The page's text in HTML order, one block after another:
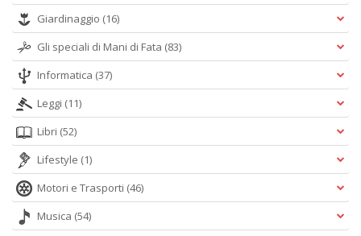
Giardinaggio (16)
Gli speciali di Mani di Fata (83)
Informatica (37)
Leggi (11)
Libri (52)
Lifestyle (1)
Motori e Trasporti (46)
Musica (54)